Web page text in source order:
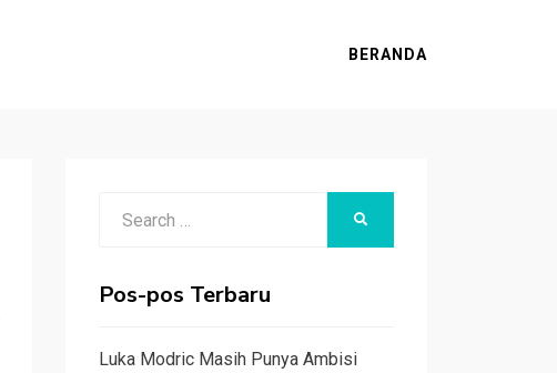
BERANDA
Pos-pos Terbaru
Luka Modric Masih Punya Ambisi